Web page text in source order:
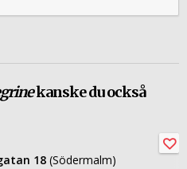
kanske du också
18 (Södermalm)